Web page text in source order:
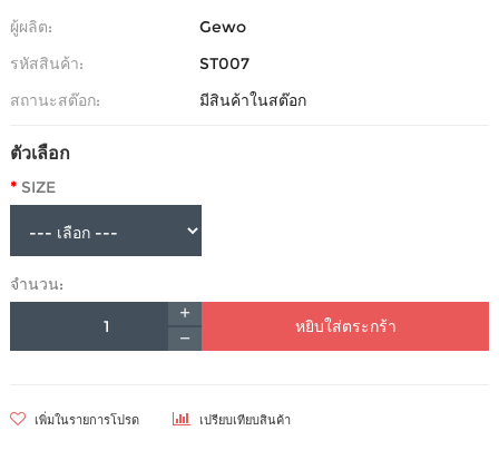
ผู้ผลิต:
Gewo
รหัสสินค้า:
ST007
สถานะสต๊อก:
มีสินค้าในสต๊อก
ตัวเลือก
SIZE
จำนวน:
หยิบใส่ตระกร้า
เพิ่มในรายการโปรด เปรียบเทียบสินค้า